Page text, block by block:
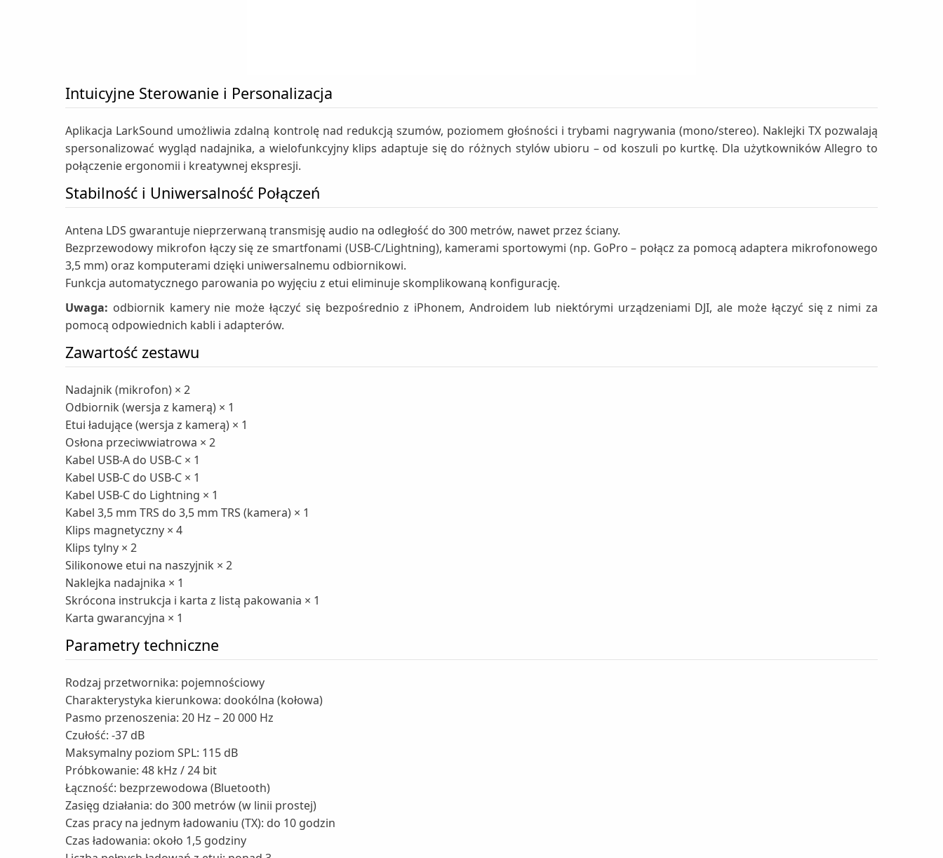
Intuicyjne Sterowanie i Personalizacja
Aplikacja LarkSound umożliwia zdalną kontrolę nad redukcją szumów, poziomem głośności i trybami nagrywania (mono/stereo). Naklejki TX pozwalają
spersonalizować wygląd nadajnika, a wielofunkcyjny klips adaptuje się do różnych stylów ubioru – od koszuli po kurtkę. Dla użytkowników Allegro to
połączenie ergonomii i kreatywnej ekspresji.
Stabilność i Uniwersalność Połączeń
Antena LDS gwarantuje nieprzerwaną transmisję audio na odległość do 300 metrów, nawet przez ściany.
Bezprzewodowy mikrofon łączy się ze smartfonami (USB-C/Lightning), kamerami sportowymi (np. GoPro – połącz za pomocą adaptera mikrofonowego
3,5 mm) oraz komputerami dzięki uniwersalnemu odbiornikowi.
Funkcja automatycznego parowania po wyjęciu z etui eliminuje skomplikowaną konfigurację.
Uwaga: odbiornik kamery nie może łączyć się bezpośrednio z iPhonem, Androidem lub niektórymi urządzeniami DJI, ale może łączyć się z nimi za
pomocą odpowiednich kabli i adapterów.
Zawartość zestawu
Nadajnik (mikrofon) × 2
Odbiornik (wersja z kamerą) × 1
Etui ładujące (wersja z kamerą) × 1
Osłona przeciwwiatrowa × 2
Kabel USB-A do USB-C × 1
Kabel USB-C do USB-C × 1
Kabel USB-C do Lightning × 1
Kabel 3,5 mm TRS do 3,5 mm TRS (kamera) × 1
Klips magnetyczny × 4
Klips tylny × 2
Silikonowe etui na naszyjnik × 2
Naklejka nadajnika × 1
Skrócona instrukcja i karta z listą pakowania × 1
Karta gwarancyjna × 1
Parametry techniczne
Rodzaj przetwornika: pojemnościowy
Charakterystyka kierunkowa: dookólna (kołowa)
Pasmo przenoszenia: 20 Hz – 20 000 Hz
Czułość: -37 dB
Maksymalny poziom SPL: 115 dB
Próbkowanie: 48 kHz / 24 bit
Łączność: bezprzewodowa (Bluetooth)
Zasięg działania: do 300 metrów (w linii prostej)
Czas pracy na jednym ładowaniu (TX): do 10 godzin
Czas ładowania: około 1,5 godziny